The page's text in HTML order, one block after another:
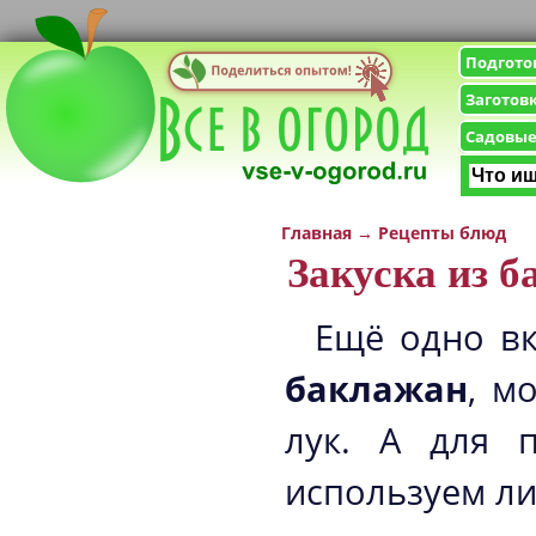
Главная → Рецепты блюд
Закуска из
Ещё одно
баклажан,
лук. А для
используем